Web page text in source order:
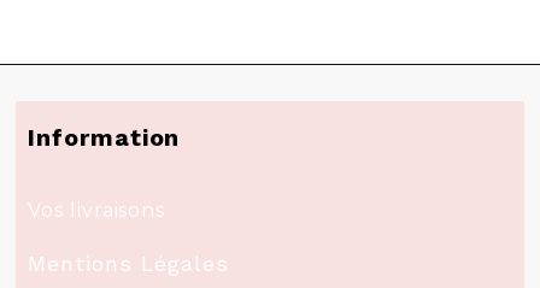
Information
Vos livraisons
Mentions Légales